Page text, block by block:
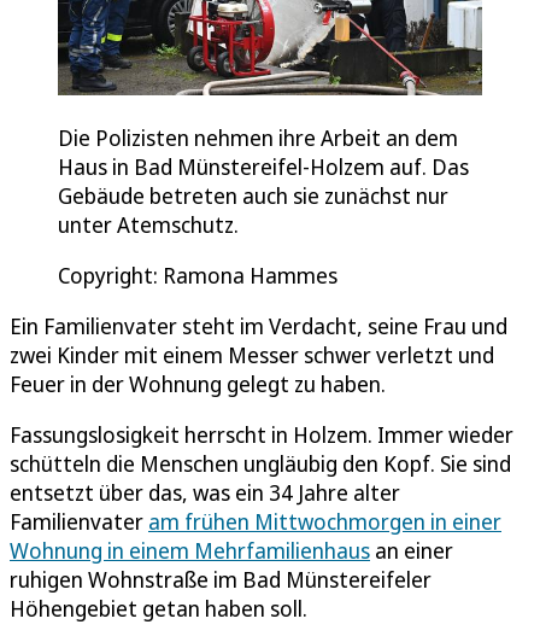
Die Polizisten nehmen ihre Arbeit an dem
Haus in Bad Münstereifel-Holzem auf. Das
Gebäude betreten auch sie zunächst nur
unter Atemschutz.
Copyright: Ramona Hammes
Ein Familienvater steht im Verdacht, seine Frau und
zwei Kinder mit einem Messer schwer verletzt und
Feuer in der Wohnung gelegt zu haben.
Fassungslosigkeit herrscht in Holzem. Immer wieder
schütteln die Menschen ungläubig den Kopf. Sie sind
entsetzt über das, was ein 34 Jahre alter
Familienvater am frühen Mittwochmorgen in einer
Wohnung in einem Mehrfamilienhaus an einer
ruhigen Wohnstraße im Bad Münstereifeler
Höhengebiet getan haben soll.